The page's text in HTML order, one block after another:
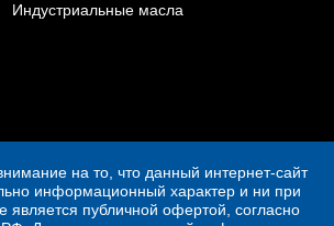
Индустриальные масла
на то, что данный интернет-сайт
информационный характер и ни при
является публичной офертой, согласно